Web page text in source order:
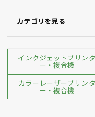
カテゴリを見る
インクジェットプリンタ
ー・複合機
カラーレーザープリンタ
ー・複合機